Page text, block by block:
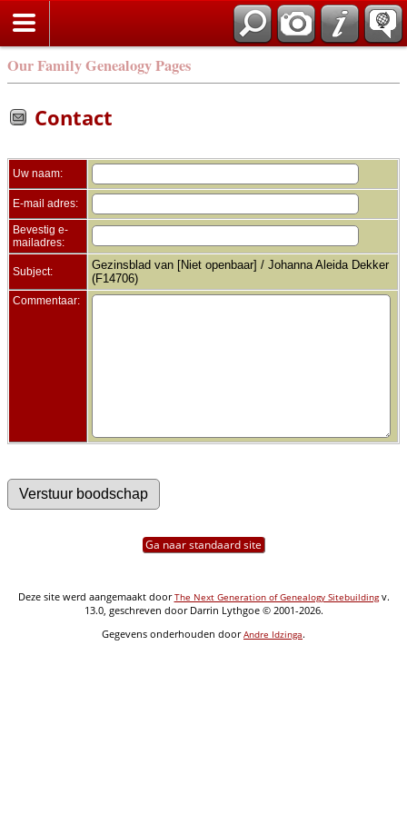
Our Family Genealogy Pages
Contact
Uw naam:
E-mail adres:
Bevestig e-
mailadres:
Subject:
Gezinsblad van [Niet openbaar] / Johanna Aleida Dekker
(F14706)
Commentaar:
Ga naar standaard site
Deze site werd aangemaakt doorThe Next Generation of Genealogy Sitebuildingv.
13.0, geschreven door Darrin Lythgoe © 2001-2026.
Gegevens onderhouden doorAndre Idzinga.